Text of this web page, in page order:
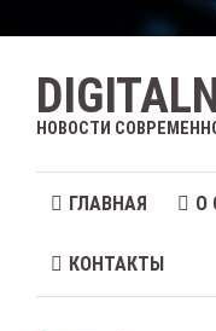
НОВОСТИ
ГЛАВНАЯ О
КОНТАКТЫ